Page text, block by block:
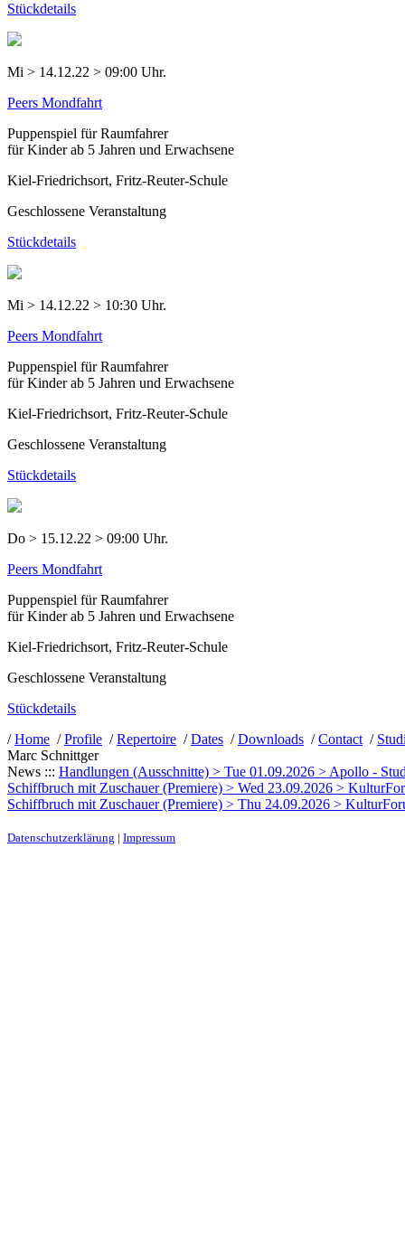
Stückdetails
Mi > 14.12.22 > 09:00 Uhr.
Peers Mondfahrt
Puppenspiel für Raumfahrer
für Kinder ab 5 Jahren und Erwachsene
Kiel-Friedrichsort, Fritz-Reuter-Schule
Geschlossene Veranstaltung
Stückdetails
Mi > 14.12.22 > 10:30 Uhr.
Peers Mondfahrt
Puppenspiel für Raumfahrer
für Kinder ab 5 Jahren und Erwachsene
Kiel-Friedrichsort, Fritz-Reuter-Schule
Geschlossene Veranstaltung
Stückdetails
Do > 15.12.22 > 09:00 Uhr.
Peers Mondfahrt
Puppenspiel für Raumfahrer
für Kinder ab 5 Jahren und Erwachsene
Kiel-Friedrichsort, Fritz-Reuter-Schule
Geschlossene Veranstaltung
Stückdetails
/Home /Profile /Repertoire /Dates /Downloads /Contact /
Marc Schnittger
News ::: Handlungen (Ausschnitte) > Tue 01.09.2026 > Apollo -
Schiffbruch mit Zuschauer (Premiere) > Wed 23.09.2026 >
Schiffbruch mit Zuschauer (Premiere) > Thu 24.09.2026 >
Datenschutzerklärung | Impressum